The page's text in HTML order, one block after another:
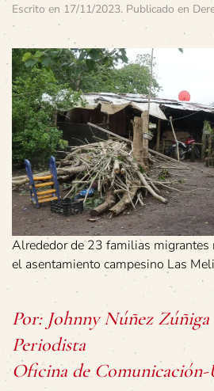
Escrito en 17/11/2023. Publicado en
Alrededor de 23 familias migrantes
el asentamiento campesino Las
Por: Johnny Núñez Zúñiga
Periodista
Oficina de